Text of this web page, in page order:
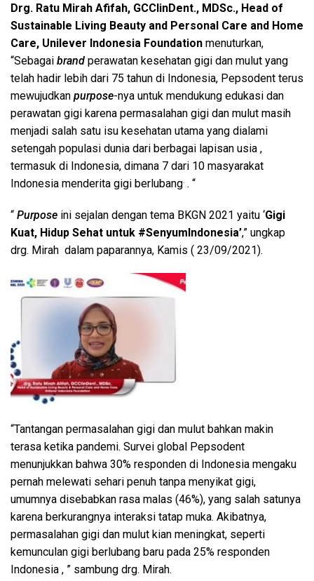
Drg. Ratu Mirah Afifah, GCClinDent., MDSc., Head of
Sustainable Living Beauty and Personal Care and Home
Care, Unilever Indonesia Foundation menuturkan,
“Sebagai brand perawatan kesehatan gigi dan mulut yang
telah hadir lebih dari 75 tahun di Indonesia, Pepsodent terus
mewujudkan purpose-nya untuk mendukung edukasi dan
perawatan gigi karena permasalahan gigi dan mulut masih
menjadi salah satu isu kesehatan utama yang dialami
setengah populasi dunia dari berbagai lapisan usia ,
termasuk di Indonesia, dimana 7 dari 10 masyarakat
Indonesia menderita gigi berlubang . “
“ Purpose ini sejalan dengan tema BKGN 2021 yaitu ‘Gigi
Kuat, Hidup Sehat untuk #SenyumIndonesia’,” ungkap
drg. Mirah dalam paparannya, Kamis ( 23/09/2021).
“Tantangan permasalahan gigi dan mulut bahkan makin
terasa ketika pandemi. Survei global Pepsodent
menunjukkan bahwa 30% responden di Indonesia mengaku
pernah melewati sehari penuh tanpa menyikat gigi,
umumnya disebabkan rasa malas (46%), yang salah satunya
karena berkurangnya interaksi tatap muka. Akibatnya,
permasalahan gigi dan mulut kian meningkat, seperti
kemunculan gigi berlubang baru pada 25% responden
Indonesia , ” sambung drg. Mirah.